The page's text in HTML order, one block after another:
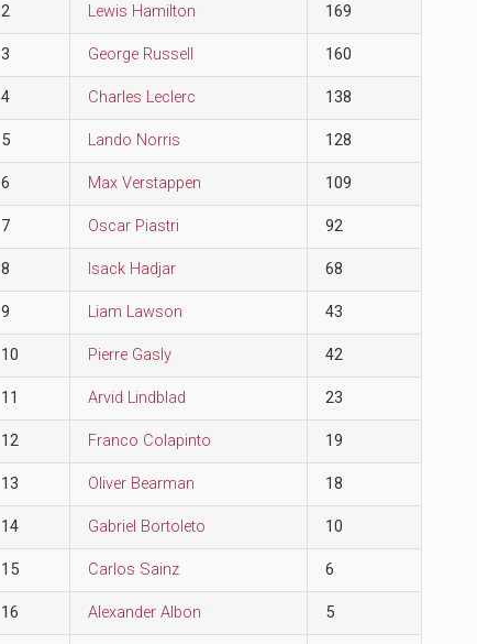
2 Lewis Hamilton 169
3 George Russell 160
4 Charles Leclerc 138
5 Lando Norris 128
6 Max Verstappen 109
7 Oscar Piastri 92
8 Isack Hadjar 68
9 Liam Lawson 43
10 Pierre Gasly 42
11 Arvid Lindblad 23
12 Franco Colapinto 19
13 Oliver Bearman 18
14 Gabriel Bortoleto 10
15 Carlos Sainz 6
16 Alexander Albon 5